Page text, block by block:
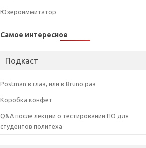
Юзероиммитатор
Самое интересное
Подкаст
Postman в глаз, или в Bruno раз
Коробка конфет
Q&A после лекции о тестировании ПО для
студентов политеха